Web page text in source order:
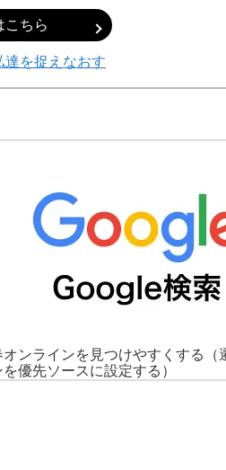
こちら
達を捉えなおす
オンラインを見つけやすくする
を優先ソースに設定する）